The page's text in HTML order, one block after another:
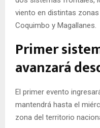
viento en distintas
Coquimbo y Magallanes.
Primer
avanzará
El primer evento
mantendrá hasta el
zona del territorio